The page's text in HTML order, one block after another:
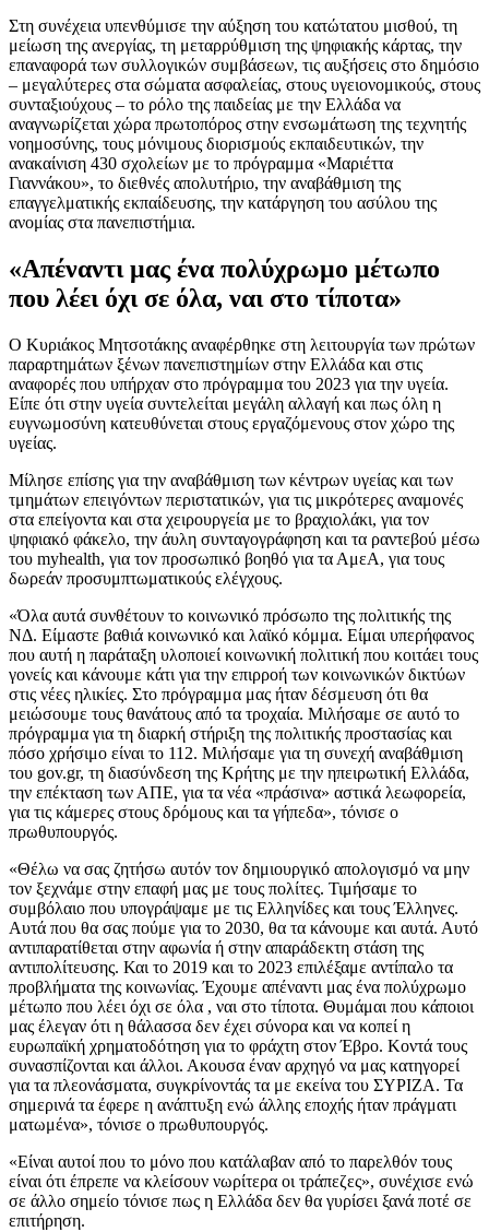
Στη συνέχεια υπενθύμισε την αύξηση του κατώτατου μισθού, τη
μείωση της ανεργίας, τη μεταρρύθμιση της ψηφιακής κάρτας, την
επαναφορά των συλλογικών συμβάσεων, τις αυξήσεις στο δημόσιο
– μεγαλύτερες στα σώματα ασφαλείας, στους υγειονομικούς, στους
συνταξιούχους – το ρόλο της παιδείας με την Ελλάδα να
αναγνωρίζεται χώρα πρωτοπόρος στην ενσωμάτωση της τεχνητής
νοημοσύνης, τους μόνιμους διορισμούς εκπαιδευτικών, την
ανακαίνιση 430 σχολείων με το πρόγραμμα «Μαριέττα
Γιαννάκου», το διεθνές απολυτήριο, την αναβάθμιση της
επαγγελματικής εκπαίδευσης, την κατάργηση του ασύλου της
ανομίας στα πανεπιστήμια.
«Απέναντι μας ένα πολύχρωμο μέτωπο
που λέει όχι σε όλα, ναι στο τίποτα»
Ο Κυριάκος Μητσοτάκης αναφέρθηκε στη λειτουργία των πρώτων
παραρτημάτων ξένων πανεπιστημίων στην Ελλάδα και στις
αναφορές που υπήρχαν στο πρόγραμμα του 2023 για την υγεία.
Είπε ότι στην υγεία συντελείται μεγάλη αλλαγή και πως όλη η
ευγνωμοσύνη κατευθύνεται στους εργαζόμενους στον χώρο της
υγείας.
Μίλησε επίσης για την αναβάθμιση των κέντρων υγείας και των
τμημάτων επειγόντων περιστατικών, για τις μικρότερες αναμονές
στα επείγοντα και στα χειρουργεία με το βραχιολάκι, για τον
ψηφιακό φάκελο, την άυλη συνταγογράφηση και τα ραντεβού μέσω
του myhealth, για τον προσωπικό βοηθό για τα ΑμεΑ, για τους
δωρεάν προσυμπτωματικούς ελέγχους.
«Όλα αυτά συνθέτουν το κοινωνικό πρόσωπο της πολιτικής της
ΝΔ. Είμαστε βαθιά κοινωνικό και λαϊκό κόμμα. Είμαι υπερήφανος
που αυτή η παράταξη υλοποιεί κοινωνική πολιτική που κοιτάει τους
γονείς και κάνουμε κάτι για την επιρροή των κοινωνικών δικτύων
στις νέες ηλικίες. Στο πρόγραμμα μας ήταν δέσμευση ότι θα
μειώσουμε τους θανάτους από τα τροχαία. Μιλήσαμε σε αυτό το
πρόγραμμα για τη διαρκή στήριξη της πολιτικής προστασίας και
πόσο χρήσιμο είναι το 112. Μιλήσαμε για τη συνεχή αναβάθμιση
του gov.gr, τη διασύνδεση της Κρήτης με την ηπειρωτική Ελλάδα,
την επέκταση των ΑΠΕ, για τα νέα «πράσινα» αστικά λεωφορεία,
για τις κάμερες στους δρόμους και τα γήπεδα», τόνισε ο
πρωθυπουργός.
«Θέλω να σας ζητήσω αυτόν τον δημιουργικό απολογισμό να μην
τον ξεχνάμε στην επαφή μας με τους πολίτες. Τιμήσαμε το
συμβόλαιο που υπογράψαμε με τις Ελληνίδες και τους Έλληνες.
Αυτά που θα σας πούμε για το 2030, θα τα κάνουμε και αυτά. Αυτό
αντιπαρατίθεται στην αφωνία ή στην απαράδεκτη στάση της
αντιπολίτευσης. Και το 2019 και το 2023 επιλέξαμε αντίπαλο τα
προβλήματα της κοινωνίας. Έχουμε απέναντι μας ένα πολύχρωμο
μέτωπο που λέει όχι σε όλα , ναι στο τίποτα. Θυμάμαι που κάποιοι
μας έλεγαν ότι η θάλασσα δεν έχει σύνορα και να κοπεί η
ευρωπαϊκή χρηματοδότηση για το φράχτη στον Έβρο. Κοντά τους
συνασπίζονται και άλλοι. Ακουσα έναν αρχηγό να μας κατηγορεί
για τα πλεονάσματα, συγκρίνοντάς τα με εκείνα του ΣΥΡΙΖΑ. Τα
σημερινά τα έφερε η ανάπτυξη ενώ άλλης εποχής ήταν πράγματι
ματωμένα», τόνισε ο πρωθυπουργός.
«Είναι αυτοί που το μόνο που κατάλαβαν από το παρελθόν τους
είναι ότι έπρεπε να κλείσουν νωρίτερα οι τράπεζες», συνέχισε ενώ
σε άλλο σημείο τόνισε πως η Ελλάδα δεν θα γυρίσει ξανά ποτέ σε
επιτήρηση.